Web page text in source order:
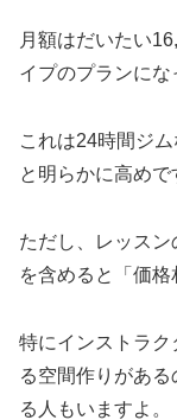
月額はだいたい
イプのプランにな
これは24時間ジ
と明らかに高めで
ただし、レッス
を含めると「価格
特にインストラ
る空間作りがある
る人もいますよ。